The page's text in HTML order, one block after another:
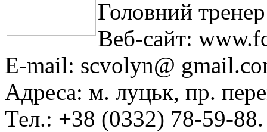
Головний
Веб-сайт:
Е-mail: scvolyn@
Адреса: м. луцьк, пр.
Тел.: +38 (0332) 78-59-88.